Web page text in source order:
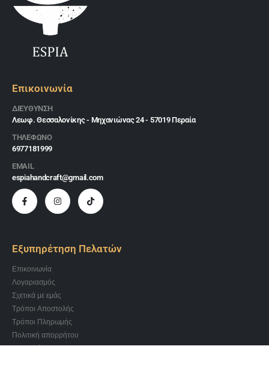
Επικοινωνία
ΔΙΕΎΘΥΝΣΗ
Λεωφ. Θεσσαλονίκης - Μηχανιώνας 24 - 57019 Περαία
ΤΗΛΕΦΩΝΟ
6977181999
EMAIL
espiahandcraft@gmail.com
Εξυπηρέτηση Πελατών
Επικοινωνία
Λογαριασμός
Σχετικά με εμάς
Τρόποι Αποστολής
Τρόποι Πληρωμής
Πολιτική απορρήτου
Όροι χρήσης